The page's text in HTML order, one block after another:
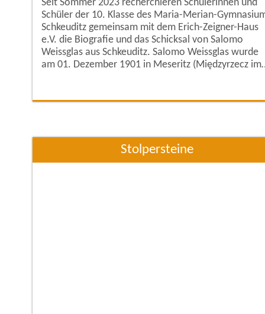
Seit Sommer 2023 recherchieren Schülerinnen und
Schüler der 10. Klasse des Maria-Merian-
Schkeuditz gemeinsam mit dem Erich-Zeigner-Haus
e.V. die Biografie und das Schicksal von Salomo
Weissglas aus Schkeuditz. Salomo Weissglas wurde
am 01. Dezember 1901 in Meseritz (Międzyrzecz im
Textilwarenhändler. Weissglas gehörte dem
Stolpersteine